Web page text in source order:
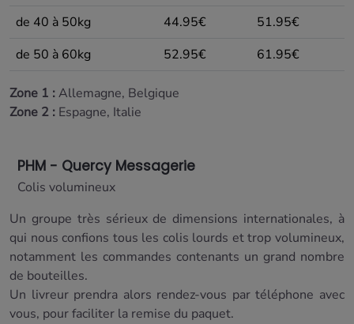
de 40 à 50kg
44.95€
51.95€
de 50 à 60kg
52.95€ 61.95€
Zone 1 :Allemagne, Belgique
Zone 2 : Espagne, Italie
PHM - Quercy Messagerie
Colis volumineux
Un groupe très sérieux de dimensions internationales, à
qui nous confions tous les colis lourds et trop volumineux,
notamment les commandes contenants un grand nombre
de bouteilles.
Un livreur prendra alors rendez-vous par téléphone avec
vous, pour faciliter la remise du paquet.